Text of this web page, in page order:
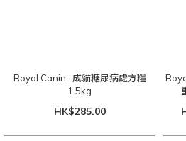
Royal Canin -成貓糖尿病處方糧
1.5kg
HK$285.00